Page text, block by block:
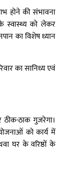
होने की संभावना
स्वास्थ्य को लेकर
का विशेष ध्यान
का सानिध्य एवं
ठाक गुजरेगा।
को कार्य में
घर के वरिष्ठों के